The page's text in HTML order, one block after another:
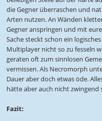
die Gegner überraschen und
Arten nutzen. An Wänden
Gegner anspringen und mit
Sache steckt schon ein
Multiplayer nicht so zu fesseln
geraten oft zum sinnlosen
vermissen. Als Necromorph
Dauer aber doch etwas öde.
hätte aber auch nicht zwingend
Fazit: